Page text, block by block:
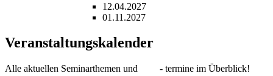
12.04.2027
01.11.2027
Veranstaltungskalender
Alle aktuellen Seminarthemen und - termine im Überblick!